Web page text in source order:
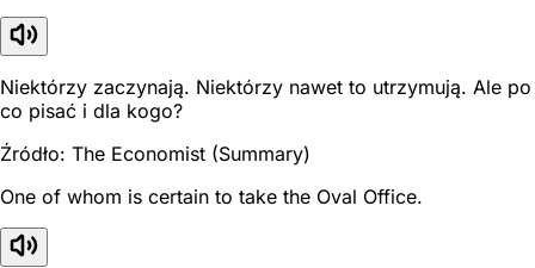
Niektórzy zaczynają. Niektórzy nawet to utrzymują. Ale po
co pisać i dla kogo?
Źródło: The Economist (Summary)
One of whom is certain to take the Oval Office.